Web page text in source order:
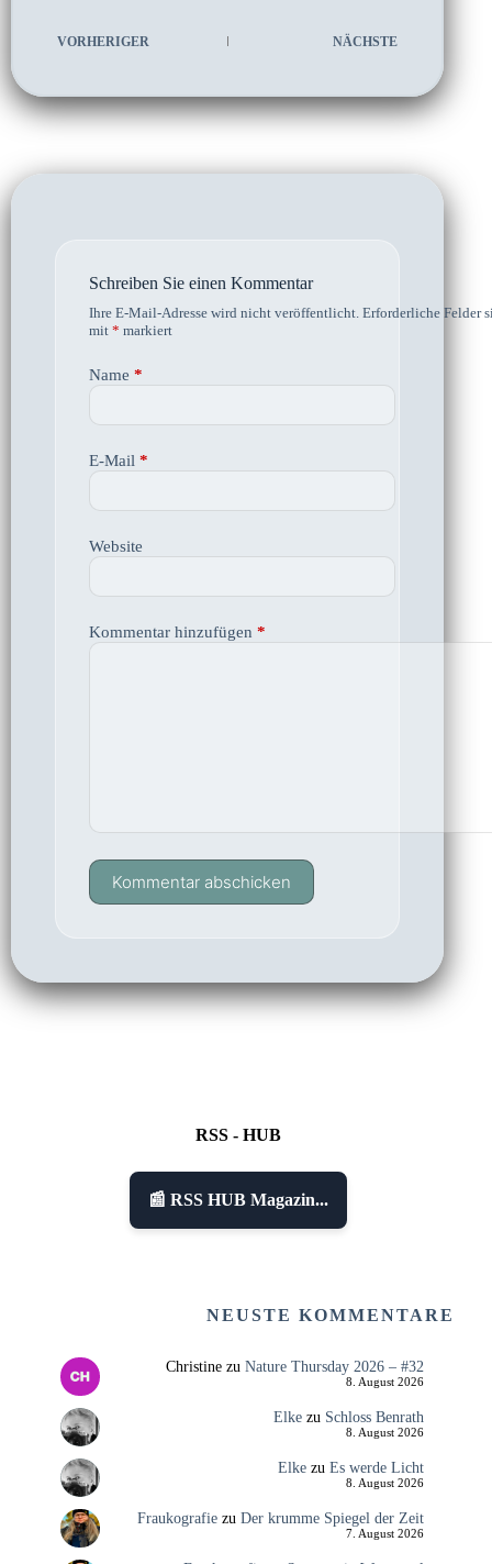
VORHERIGER NÄCHSTE
Schreiben Sie einen Kommentar
Ihre E-Mail-Adresse wird nicht veröffentlicht. Erforderliche Felder
mit * markiert
Name *
E-Mail *
Website
Kommentar hinzufügen *
Kommentar abschicken
RSS - HUB
📰 RSS HUB Magazin...
NEUSTE KOMMENTARE
Christinezu Nature Thursday 2026 – #32
8. August 2026
Elkezu Schloss Benrath
8. August 2026
Elkezu Es werde Licht
8. August 2026
Fraukografiezu Der krumme Spiegel der Zeit
7. August 2026